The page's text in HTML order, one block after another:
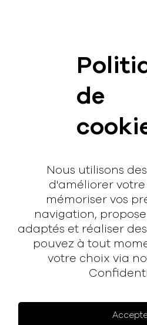
de
Nous utilisons
d'améliorer
mémoriser vos
navigation,
adaptés et réaliser
pouvez à tout
votre choix via
À
Mentions